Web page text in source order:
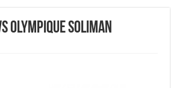
Olympique Soliman